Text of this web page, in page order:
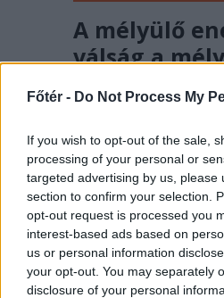
Főtér - Do Not Process My
If you wish to opt-out of the sale,
processing of your personal or
targeted advertising by us, please
section to confirm your selection.
opt-out request is processed you
interest-based ads based on
us or personal information
your opt-out. You may separately
disclosure of your personal
A mélyülő
válság a
politikai
együtt
szűk
Meddig
magunknak a
jelek szerint többé